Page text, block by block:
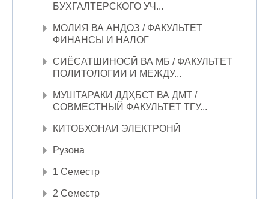
БУХГАЛТЕРСКОГО УЧ...
МОЛИЯ ВА АНДОЗ / ФАКУЛЬТЕТ
ФИНАНСЫ И НАЛОГ
СИЁСАТШИНОСӢ ВА МБ / ФАКУЛЬТЕТ
ПОЛИТОЛОГИИ И МЕЖДУ...
МУШТАРАКИ ДДҲБСТ ВА ДМТ /
СОВМЕСТНЫЙ ФАКУЛЬТЕТ ТГУ...
КИТОБХОНАИ ЭЛЕКТРОНӢ
Рӯзона
1 Семестр
2 Семестр